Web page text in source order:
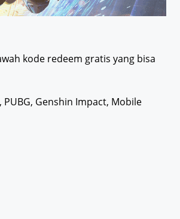
kode redeem gratis yang bisa
Genshin Impact, Mobile